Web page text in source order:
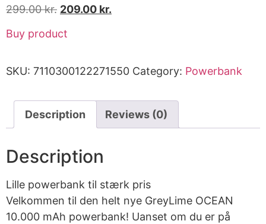
299.00kr. 209.00 kr.
Buy product
SKU: 7110300122271550 Category: Powerbank
Description Reviews (0)
Description
Lille powerbank til stærk pris
Velkommen til den helt nye GreyLime OCEAN
10.000 mAh powerbank! Uanset om du er på